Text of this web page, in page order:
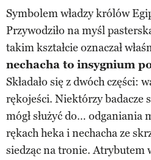
Symbolem władzy królów
Przywodziło na myśl
takim kształcie oznaczał
nechacha to insygnium
Składało się z dwóch części:
rękojeści. Niektórzy badacze
mógł służyć do… odganiania
rękach heka i nechacha ze
siedząc na tronie. Atrybutem